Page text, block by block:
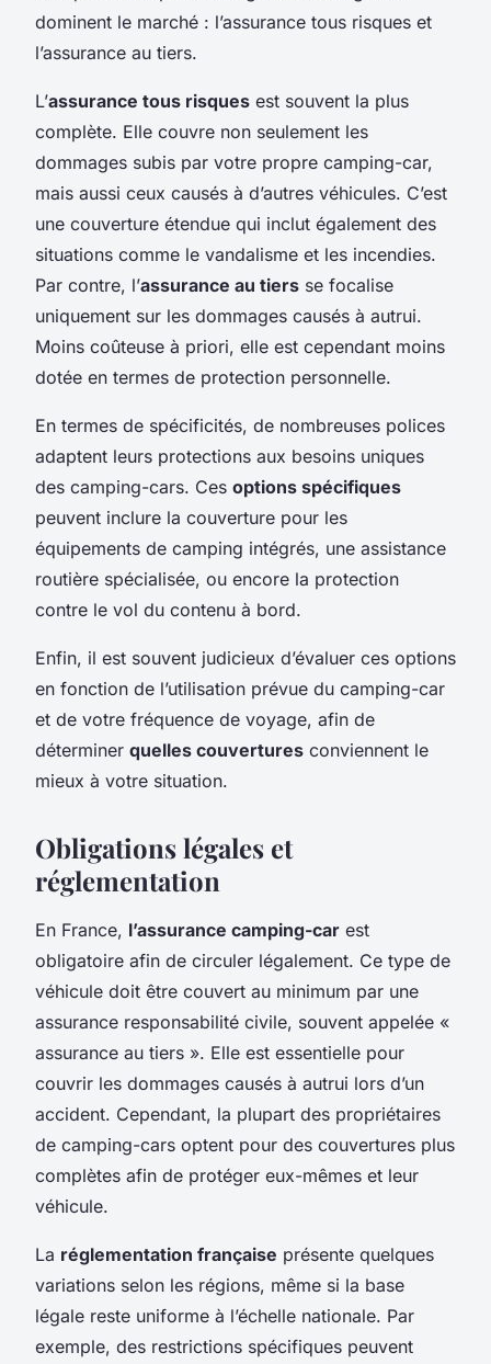
dominent le marché : l’assurance tous risques et
l’assurance au tiers.
L’assurance tous risques est souvent la plus
complète. Elle couvre non seulement les
dommages subis par votre propre camping-car,
mais aussi ceux causés à d’autres véhicules. C’est
une couverture étendue qui inclut également des
situations comme le vandalisme et les incendies.
Par contre, l’assurance au tiers se focalise
uniquement sur les dommages causés à autrui.
Moins coûteuse à priori, elle est cependant moins
dotée en termes de protection personnelle.
En termes de spécificités, de nombreuses polices
adaptent leurs protections aux besoins uniques
des camping-cars. Ces options spécifiques
peuvent inclure la couverture pour les
équipements de camping intégrés, une assistance
routière spécialisée, ou encore la protection
contre le vol du contenu à bord.
Enfin, il est souvent judicieux d’évaluer ces options
en fonction de l’utilisation prévue du camping-car
et de votre fréquence de voyage, afin de
déterminer quelles couvertures conviennent le
mieux à votre situation.
Obligations légales et
réglementation
En France, l’assurance camping-car est
obligatoire afin de circuler légalement. Ce type de
véhicule doit être couvert au minimum par une
assurance responsabilité civile, souvent appelée «
assurance au tiers ». Elle est essentielle pour
couvrir les dommages causés à autrui lors d’un
accident. Cependant, la plupart des propriétaires
de camping-cars optent pour des couvertures plus
complètes afin de protéger eux-mêmes et leur
véhicule.
La réglementation française présente quelques
variations selon les régions, même si la base
légale reste uniforme à l’échelle nationale. Par
exemple, des restrictions spécifiques peuvent